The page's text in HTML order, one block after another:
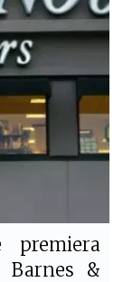
o
o
e
premiera
Barnes &